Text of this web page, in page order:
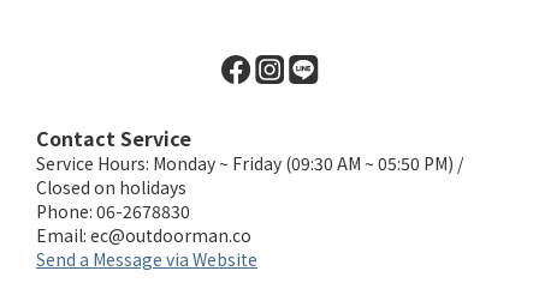
Contact Service
Service Hours: Monday ~ Friday (09:30 AM ~ 05:50 PM) /
Closed on holidays
Phone: 06-2678830
Email: ec@outdoorman.co
Send a Message via Website